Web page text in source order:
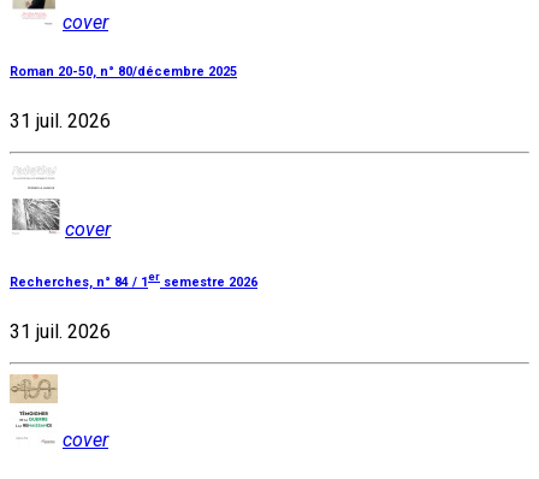
cover
Roman 20-50, n° 80/décembre 2025
31 juil. 2026
cover
Recherches, n° 84 / 1er semestre 2026
31 juil. 2026
cover